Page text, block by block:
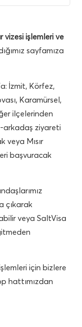
vizesi işlemleri ve
sayfamıza
İzmit, Körfez,
Karamürsel,
ilçelerinden
arkadaş ziyareti
veya Mısır
başvuracak
çıkarak
veya SaltVisa
için bizlere
hattımızdan